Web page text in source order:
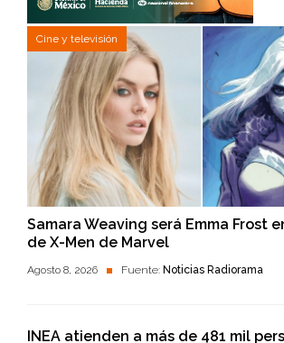
Cine y televisión
Samara Weaving será Emma Frost
de X-Men de Marvel
Agosto 8, 2026 Fuente: Noticias Radiorama
INEA atienden a más de 481 mil